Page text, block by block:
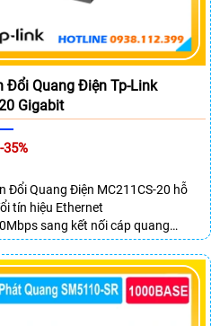
Đổi Quang Điện Tp-Link
Gigabit
35%
Đổi Quang Điện MC211CS-20 hỗ
tín hiệu Ethernet
sang kết nối cáp quang
Mode SC WDM hai chiều. Trang bị 1
Auto MDI/MDIX và 1 cổng SC
truyền dữ liệu hai chiều đồng thời